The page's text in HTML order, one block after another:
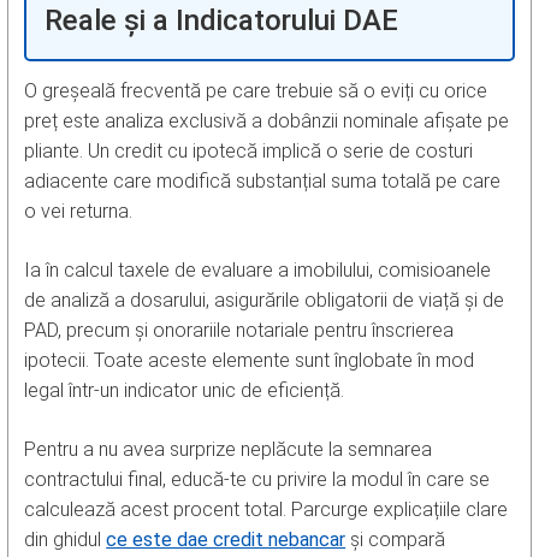
Reale și a Indicatorului DAE
O greșeală frecventă pe care trebuie să o eviți cu orice
preț este analiza exclusivă a dobânzii nominale afișate pe
pliante. Un credit cu ipotecă implică o serie de costuri
adiacente care modifică substanțial suma totală pe care
o vei returna.
Ia în calcul taxele de evaluare a imobilului, comisioanele
de analiză a dosarului, asigurările obligatorii de viață și de
PAD, precum și onorariile notariale pentru înscrierea
ipotecii. Toate aceste elemente sunt înglobate în mod
legal într-un indicator unic de eficiență.
Pentru a nu avea surprize neplăcute la semnarea
contractului final, educă-te cu privire la modul în care se
calculează acest procent total. Parcurge explicațiile clare
din ghidulce este dae credit nebancar și compară